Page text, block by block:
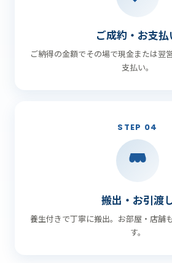
ご成約・お支払
ご納得の金額でその場で現金または翌
支払い。
STEP 04
搬出・お引渡
養生付きで丁寧に搬出。お部屋・店舗
す。